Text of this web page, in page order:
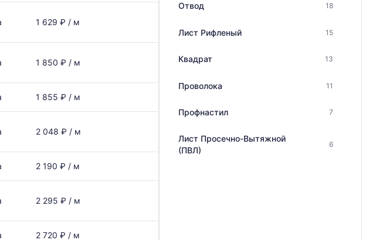
1 629 ₽ / м
1 850 ₽ / м
1 855 ₽ / м
2 048 ₽ / м
2 190 ₽ / м
2 295 ₽ / м
2 720 ₽ / м
Отвод 18
Лист Рифленый 15
Квадрат 13
Проволока 11
Профнастил 7
Лист Просечно-Вытяжной
(ПВЛ)
6